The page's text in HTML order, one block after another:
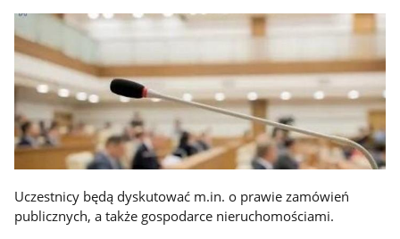
Uczestnicy będą dyskutować m.in. o prawie zamówień
publicznych, a także gospodarce nieruchomościami.